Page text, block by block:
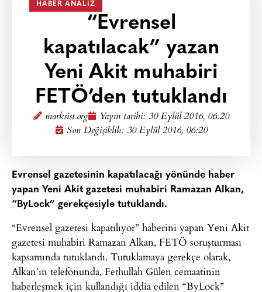
HABER ANALIZ
“Evrensel
kapatılacak” yazan
Yeni Akit muhabiri
FETÖ’den tutuklandı
marksist.org Yayın tarihi: 30 Eylül 2016, 06:20
Son Değişiklik: 30 Eylül 2016, 06:20
Evrensel gazetesinin kapatılacağı yönünde haber
yapan Yeni Akit gazetesi muhabiri Ramazan Alkan,
“ByLock” gerekçesiyle tutuklandı.
“Evrensel gazetesi kapatılıyor” haberini yapan Yeni Akit
gazetesi muhabiri Ramazan Alkan, FETÖ soruşturması
kapsamında tutuklandı. Tutuklamaya gerekçe olarak,
Alkan’ın telefonunda, Fethullah Gülen cemaatinin
haberleşmek için kullandığı iddia edilen “ByLock”